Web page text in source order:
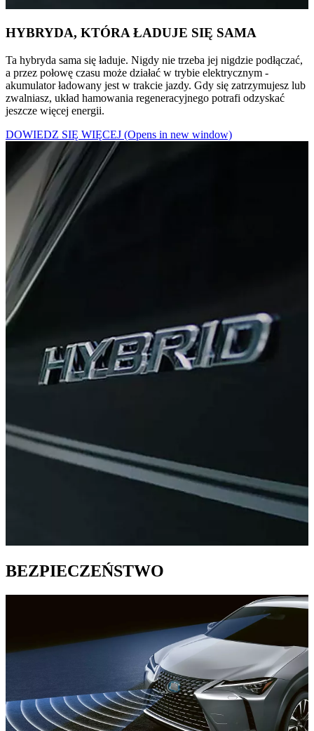
HYBRYDA, KTÓRA ŁADUJE SIĘ SAMA
Ta hybryda sama się ładuje. Nigdy nie trzeba jej nigdzie podłączać,
a przez połowę czasu może działać w trybie elektrycznym -
akumulator ładowany jest w trakcie jazdy. Gdy się zatrzymujesz lub
zwalniasz, układ hamowania regeneracyjnego potrafi odzyskać
jeszcze więcej energii.
DOWIEDZ SIĘ WIĘCEJ (Opens in new window)
BEZPIECZEŃSTWO